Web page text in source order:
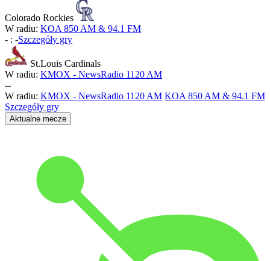
Colorado Rockies
W radiu: KOA 850 AM & 94.1 FM
- : -Szczegóły gry
St.Louis Cardinals
W radiu: KMOX - NewsRadio 1120 AM
--
W radiu: KMOX - NewsRadio 1120 AM KOA 850 AM & 94.1 FM
Szczegóły gry
Aktualne mecze